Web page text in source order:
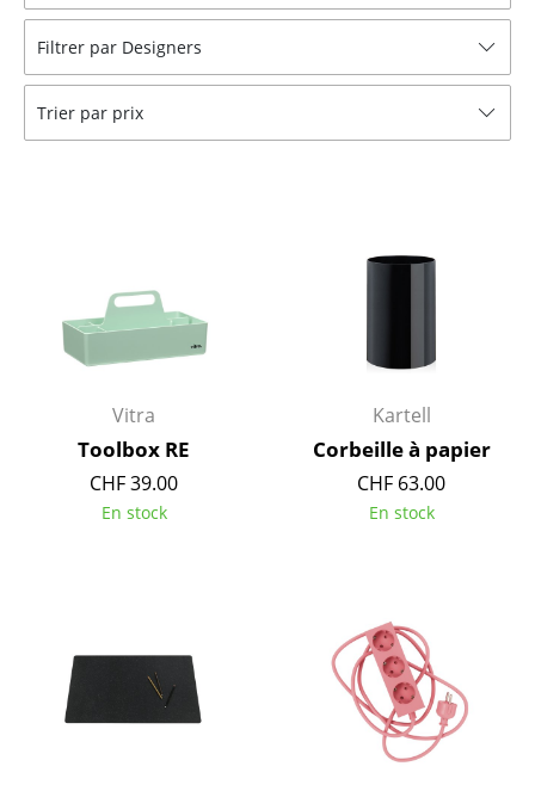
Bancs & Chaises longues
Poufs poires
Chaises de bureau
Chaises de conférence
Fauteuils de direction
Pièces détachées
... voir tous les sièges
Tables d’appoint
Tables basses
Filtrer par Designers
Trier par prix
Vitra
Toolbox RE
CHF 39.00
En stock
Kartell
Corbeille à papier
CHF 63.00
En stock